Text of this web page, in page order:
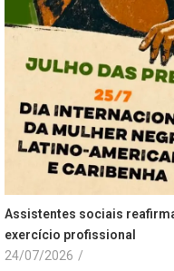
Assistentes sociais
exercício profissional
24/07/2026 /